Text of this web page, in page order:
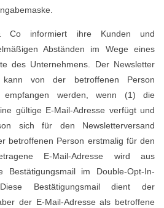
Co informiert ihre Kunden und
Abständen im Wege eines
des Unternehmens. Der Newsletter
kann von der betroffenen Person
empfangen werden, wenn (1) die
gültige E-Mail-Adresse verfügt und
sich für den Newsletterversand
betroffenen Person erstmalig für den
E-Mail-Adresse wird aus
Bestätigungsmail im Double-Opt-In-
Bestätigungsmail dient der
der E-Mail-Adresse als betroffene